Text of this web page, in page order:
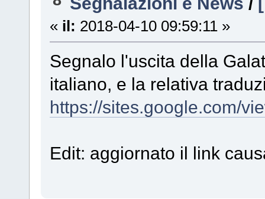
« il: 2018-04-10 09:59:11 »
Segnalo l'uscita della
italiano, e la relativa
https://sites.google.com/
Edit: aggiornato il link